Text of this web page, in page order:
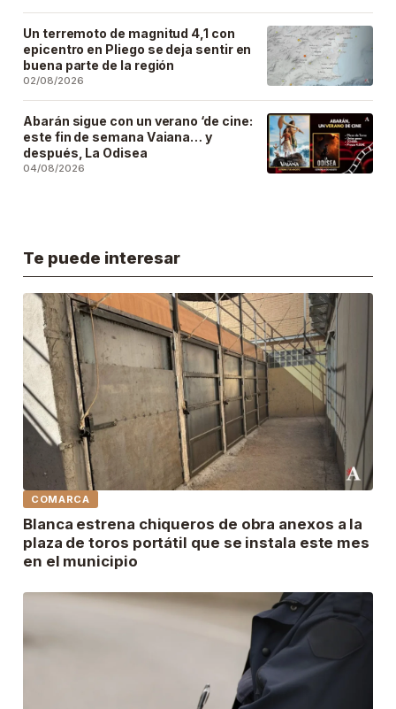
Un terremoto de magnitud 4,1 con
epicentro en Pliego se deja sentir en
buena parte de la región
02/08/2026
Abarán sigue con un verano ‘de cine:
este fin de semana Vaiana… y
después, La Odisea
04/08/2026
Te puede interesar
COMARCA
Blanca estrena chiqueros de obra anexos a la
plaza de toros portátil que se instala este mes
en el municipio